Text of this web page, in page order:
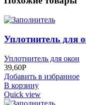
Уплотнитель для
Уплотнитель для окон
39,60Р
Добавить в избранное
В корзину
Quick view